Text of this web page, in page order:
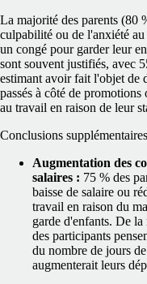
La majorité des parents (80
culpabilité ou de l'anxiété
un congé pour garder leur
sont souvent justifiés, avec
estimant avoir fait l'objet de
passés à côté de
au travail en raison de leur
Conclusions
Augmentation des
salaires : 75 % des
baisse de salaire ou
travail en raison du
garde d'enfants. De
des participants
du nombre de jours
augmenterait leurs